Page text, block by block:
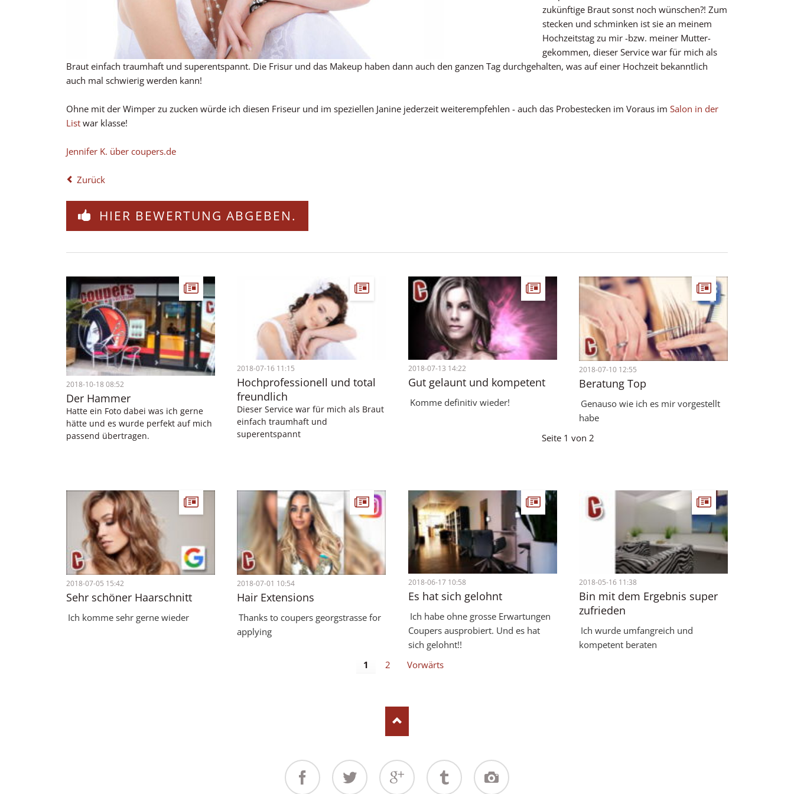
zukünftige Braut sonst noch wünschen?! Zum
stecken und schminken ist sie an meinem
Hochzeitstag zu mir -bzw. meiner Mutter-
gekommen, dieser Service war für mich als
Braut einfach traumhaft und superentspannt. Die Frisur und das Makeup haben dann auch den ganzen Tag durchgehalten, was auf einer Hochzeit bekanntlich
auch mal schwierig werden kann!
Ohne mit der Wimper zu zucken würde ich diesen Friseur und im speziellen Janine jederzeit weiterempfehlen - auch das Probestecken im Voraus im Salon in der
List war klasse!
Jennifer K. über coupers.de
Zurück
HIER BEWERTUNG ABGEBEN.
2018-10-18 08:52
Der Hammer
hätte und es wurde perfekt auf mich
passend übertragen.
2018-07-16 11:15
Hochprofessionell und total
freundlich
einfach traumhaft und
superentspannt
2018-07-13 14:22
Gut gelaunt und kompetent
Komme definitiv wieder!
2018-07-10 12:55
Beratung Top
Genauso wie ich es mir vorgestellt
habe
2018-07-05 15:42
Sehr schöner Haarschnitt
Ich komme sehr gerne wieder
2018-07-01 10:54
Hair Extensions
Thanks to coupers georgstrasse for
applying
2018-06-17 10:58
Es hat sich gelohnt
Ich habe ohne grosse Erwartungen
Coupers ausprobiert. Und es hat
sich gelohnt!!
2018-05-16 11:38
Bin mit dem Ergebnis super
zufrieden
Ich wurde umfangreich und
kompetent beraten
Seite 1 von 2
1 2 Vorwärts